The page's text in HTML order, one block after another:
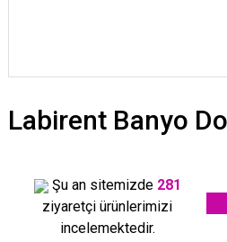
Labirent Banyo
Şu an sitemizde 281
ziyaretçi ürünlerimizi
incelemektedir.